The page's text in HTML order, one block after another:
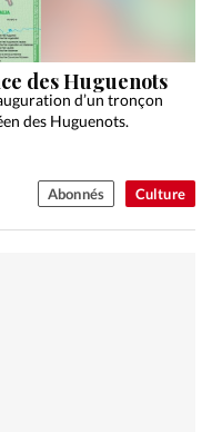
Culture
réveil
Monde
Culture
des Huguenots
d’un tronçon
des Huguenots.
Abonnés